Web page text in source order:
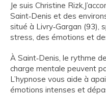
Je suis Christine
Saint‑Denis et des
situé à Livry‑Gargan (93),
stress, des émotions et
À Saint‑Denis, le rythme
charge mentale peuvent
L’hypnose vous aide à
émotions intenses et